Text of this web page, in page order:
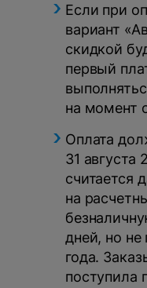
Если при
вариант
скидкой
первый
на момент
Оплата
31 августа
считается
на
дней, но не
года.
поступила